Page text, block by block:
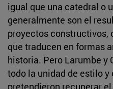
igual que una catedral o
generalmente son el
proyectos
que traducen en formas
historia. Pero Larumbe y
todo la unidad de estilo
pretendieron recuperar